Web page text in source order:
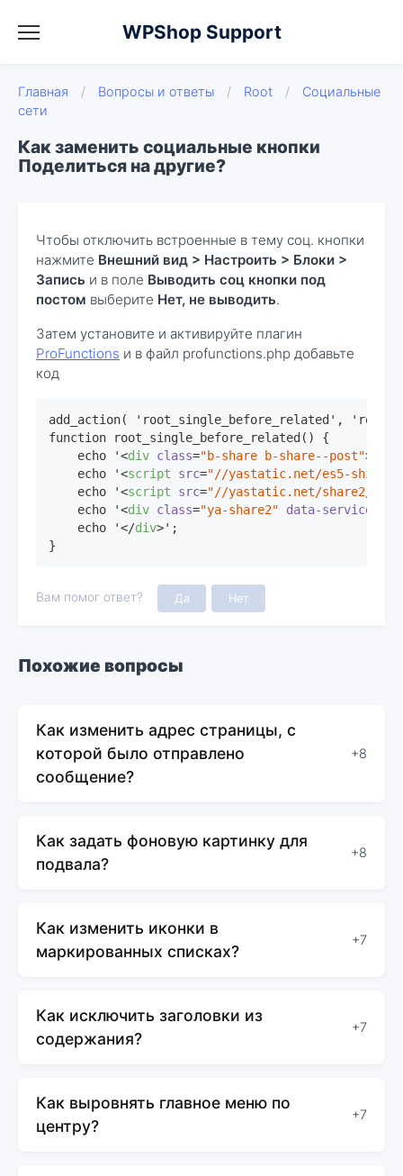
WPShop Support
Главная / Вопросы и ответы / Root /
Социальные
сети
Как заменить социальные кнопки
Поделиться на другие?
Чтобы отключить встроенные в тему соц. кнопки
нажмите Внешний вид > Настроить > Блоки >
Запись и в поле Выводить соц кнопки под
постом выберите Нет, не выводить.
Затем установите и активируйте плагин
ProFunctions и в файл profunctions.php добавьте
код
add_action( 'root_single_before_related',
function root_single_before_related() {
    echo '
<div class="b-share b-share--post">
    echo '
<script src="//yastatic.net/es5-shims/
    echo '
<script src="//yastatic.net/share2/
    echo '
<div class="ya-share2" data-services
    echo '
</div>';
}
Вам помог ответ? Да Нет
Похожие вопросы
Как изменить адрес страницы, с
которой было отправлено
сообщение?
+8
Как задать фоновую картинку для
подвала?
+8
Как изменить иконки в
маркированных списках?
+7
Как исключить заголовки из
содержания?
+7
Как выровнять главное меню по
центру?
+7